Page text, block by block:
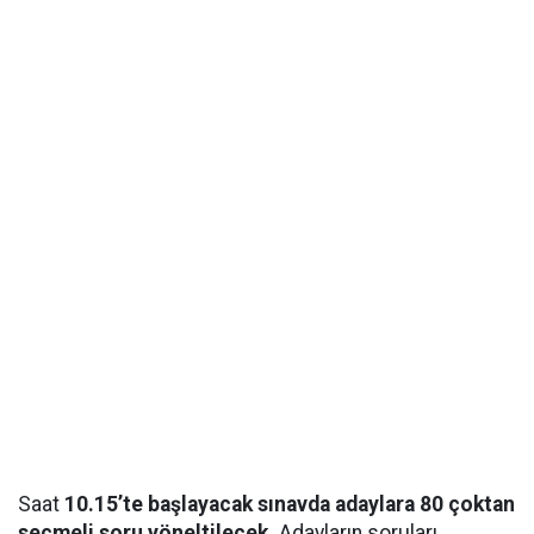
Saat 10.15’te başlayacak sınavda adaylara 80 çoktan